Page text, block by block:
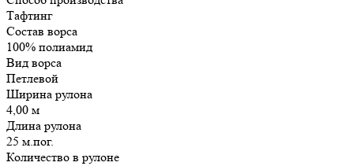
Тафтинг
Состав ворса
100% полиамид
Вид ворса
Петлевой
Ширина рулона
4,00 м
Длина рулона
25 м.пог.
Количество в рулоне